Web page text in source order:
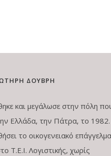
ΔΟΥΒΡΗ
και μεγάλωσε στην πόλη
Ελλάδα, την Πάτρα, το 1982.
το οικογενειακό
Τ.Ε.Ι. Λογιστικής, χωρίς